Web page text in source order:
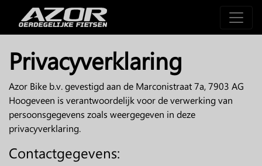
Privacyverklaring
Azor Bike b.v. gevestigd aan de Marconistraat 7a, 7903 AG
Hoogeveen is verantwoordelijk voor de verwerking van
persoonsgegevens zoals weergegeven in deze
privacyverklaring.
Contactgegevens: